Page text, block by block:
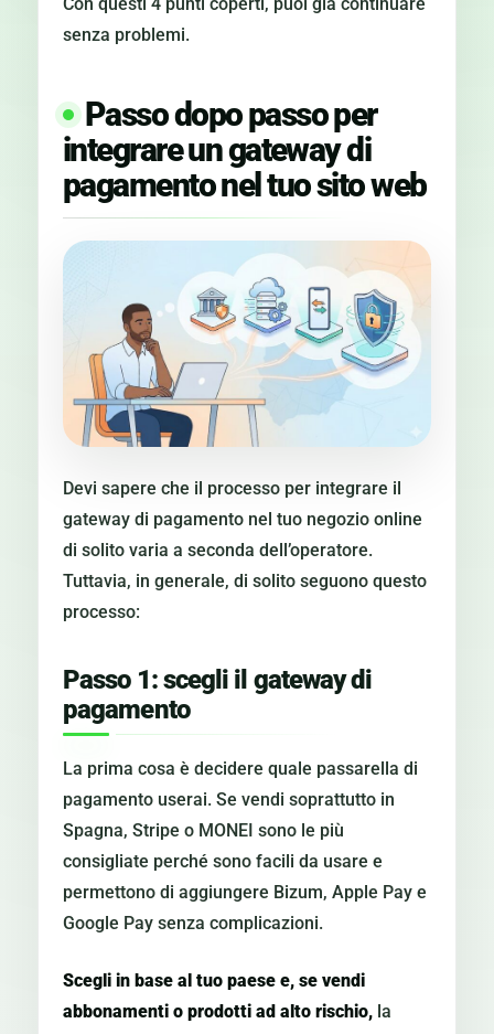
senza problemi.
Passo dopo passo per
integrare un gateway di
pagamento nel tuo sito web
Devi sapere che il processo per integrare il
gateway di pagamento nel tuo negozio online
di solito varia a seconda dell’operatore.
Tuttavia, in generale, di solito seguono questo
processo:
Passo 1: scegli il gateway di
pagamento
La prima cosa è decidere quale passarella di
pagamento userai. Se vendi soprattutto in
Spagna, Stripe o MONEI sono le più
consigliate perché sono facili da usare e
permettono di aggiungere Bizum, Apple Pay e
Google Pay senza complicazioni.
Scegli in base al tuo paese e, se vendi
abbonamenti o prodotti ad alto rischio, la